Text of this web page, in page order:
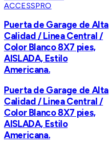
ACCESSPRO
Puerta de Garage de Alta
Calidad / Linea Central /
Color Blanco 8X7 pies,
AISLADA, Estilo
Americana.
Puerta de Garage de Alta
Calidad / Linea Central /
Color Blanco 8X7 pies,
AISLADA, Estilo
Americana.